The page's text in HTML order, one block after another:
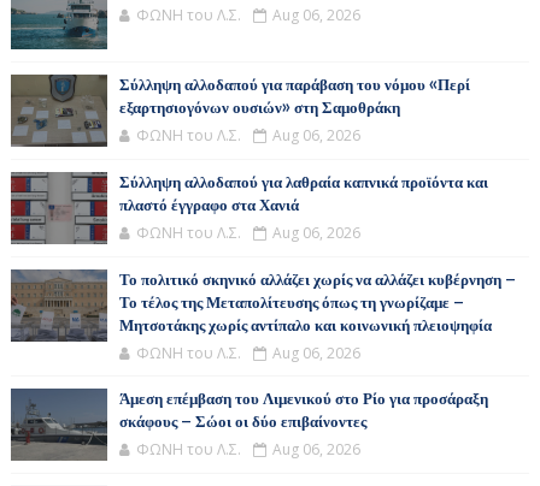
ΦΩΝΗ του Λ.Σ. Aug 06, 2026
Σύλληψη αλλοδαπού για παράβαση του νόμου «Περί
εξαρτησιογόνων ουσιών» στη Σαμοθράκη
ΦΩΝΗ του Λ.Σ. Aug 06, 2026
Σύλληψη αλλοδαπού για λαθραία καπνικά προϊόντα και
πλαστό έγγραφο στα Χανιά
ΦΩΝΗ του Λ.Σ. Aug 06, 2026
Το πολιτικό σκηνικό αλλάζει χωρίς να αλλάζει κυβέρνηση –
Το τέλος της Μεταπολίτευσης όπως τη γνωρίζαμε –
Μητσοτάκης χωρίς αντίπαλο και κοινωνική πλειοψηφία
ΦΩΝΗ του Λ.Σ. Aug 06, 2026
Άμεση επέμβαση του Λιμενικού στο Ρίο για προσάραξη
σκάφους – Σώοι οι δύο επιβαίνοντες
ΦΩΝΗ του Λ.Σ. Aug 06, 2026